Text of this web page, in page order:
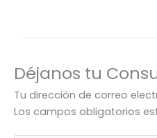
Déjanos tu
Tu dirección de correo
Los campos obligatorios